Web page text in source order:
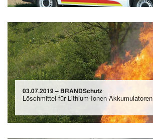
03.07.2019 – BRANDSchutz
Löschmittel für Lithium-Ionen-Akkumulatoren